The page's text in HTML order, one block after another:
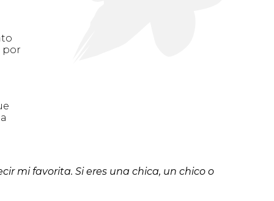
por
mi favorita. Si eres una chica, un chico o